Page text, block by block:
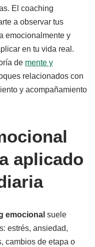
El coaching
a observar tus
emocionalmente y
en tu vida real.
de mente y
relacionados con
y acompañamiento
aplicado
emocional suele
estrés, ansiedad,
cambios de etapa o